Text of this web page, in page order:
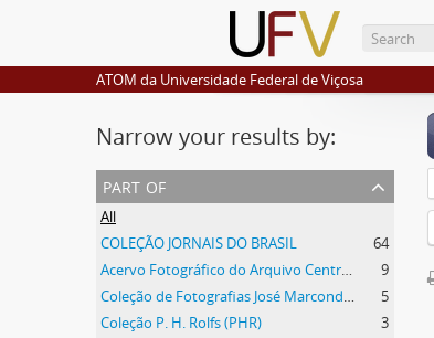
ATOM da Universidade Federal de Viçosa
Narrow your results by:
part of
All
COLEÇÃO JORNAIS DO BRASIL
64
Acervo Fotográfico do Arquivo Central Histórico da UFV
9
Coleção de Fotografias José Marcondes Borges
5
Coleção P. H. Rolfs (PHR)
3